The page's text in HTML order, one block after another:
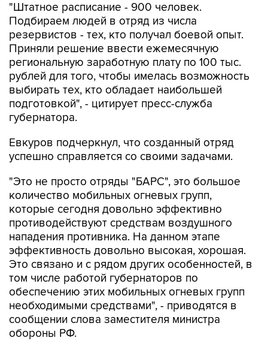
"Штатное расписание - 900 человек.
Подбираем людей в отряд из числа
резервистов - тех, кто получал боевой опыт.
Приняли решение ввести ежемесячную
региональную заработную плату по 100 тыс.
рублей для того, чтобы имелась возможность
выбирать тех, кто обладает наибольшей
подготовкой", - цитирует пресс-служба
губернатора.
Евкуров подчеркнул, что созданный отряд
успешно справляется со своими задачами.
"Это не просто отряды "БАРС", это большое
количество мобильных огневых групп,
которые сегодня довольно эффективно
противодействуют средствам воздушного
нападения противника. На данном этапе
эффективность довольно высокая, хорошая.
Это связано и с рядом других особенностей, в
том числе работой губернаторов по
обеспечению этих мобильных огневых групп
необходимыми средствами", - приводятся в
сообщении слова заместителя министра
обороны РФ.